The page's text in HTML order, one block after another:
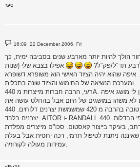
סער
P
o
16:09 ,22 December 2006, Fri
הולך להיות יותר מארבע שנים בסביבה ימית, כך
תד"ל/פק"ל?
אפילו בצבא שלי (שנות
איפה שהוא יהיה הציוד האישי הוא משופרא דשופרא
רעי, הרבה חברות מייצרות מ 440A. פלדה לא רכה בכלל, אין לי מושג איפה
משהו במושגים של היום אבל בהחלט עושה את
העבודה. טובה בהרבה מ 420 שמשמשת יצרנים דלוחים. 440B בשימוש שני
יצרנים בלבד: AITOR ו- RANDALL להבדיל אלפי הבדלות. 440C פלדה מצויינת
בעיקר בייצור קאסטום. סכו"ם מייצרים מפלדת
אלחלד מסדרת 300 שאיננה ניתנת לטיפול תרמי, רכה יחסית אבל בעלת